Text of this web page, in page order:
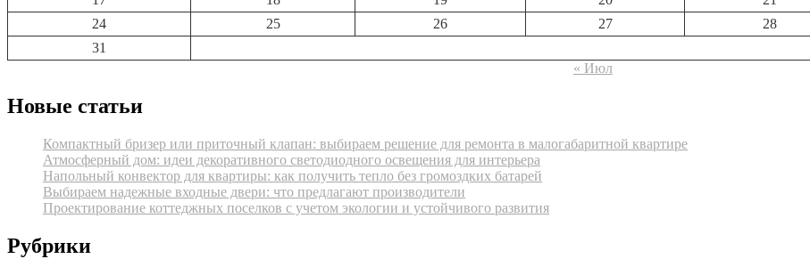
24
25 26 27 28
31
« Июл
Новые статьи
Компактный бризер или приточный клапан: выбираем решение для ремонта в малогабаритной квартире
Атмосферный дом: идеи декоративного светодиодного освещения для интерьера
Напольный конвектор для квартиры: как получить тепло без громоздких батарей
Выбираем надежные входные двери: что предлагают производители
Проектирование коттеджных поселков с учетом экологии и устойчивого развития
Рубрики